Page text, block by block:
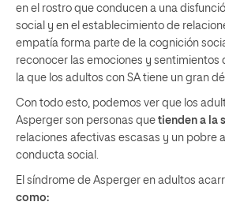
en el rostro que conducen a una
social y en el establecimiento de
empatía forma parte de la cognición
reconocer las emociones y sentimientos
la que los adultos con SA tiene un gran
Con todo esto, podemos ver que los
Asperger son personas que tienden a la
relaciones afectivas escasas y un pobre
conducta social.
El síndrome de Asperger en adultos
como: